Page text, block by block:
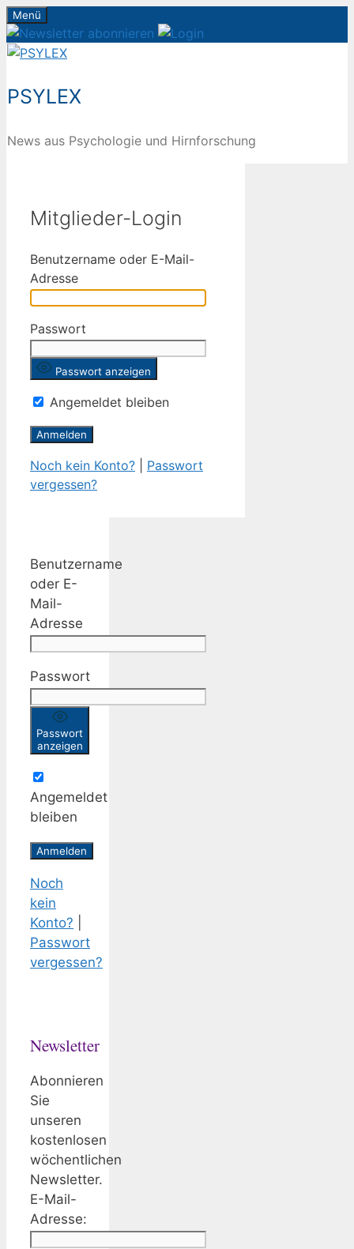
Zum
Inhalt
springen
Menü
PSYLEX
News aus Psychologie und Hirnforschung
Mitglieder-Login
Benutzername oder E-Mail-
Adresse
Passwort
Passwort anzeigen
Angemeldet bleiben
Noch kein Konto?
Passwort
vergessen?
Benutzername
oder E-
Mail-
Adresse
Passwort
Passwort
anzeigen
Angemeldet
bleiben
Noch
kein
Konto?
Passwort
vergessen?
Newsletter
Abonnieren
Sie
unseren
kostenlosen
wöchentlichen
Newsletter.
E-Mail-
Adresse: